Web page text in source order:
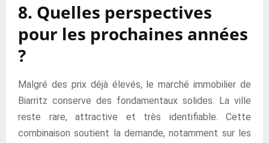
8. Quelles perspectives
pour les prochaines années
?
Malgré des prix déjà élevés, le marché immobilier de
Biarritz conserve des fondamentaux solides. La ville
reste rare, attractive et très identifiable. Cette
combinaison soutient la demande, notamment sur les